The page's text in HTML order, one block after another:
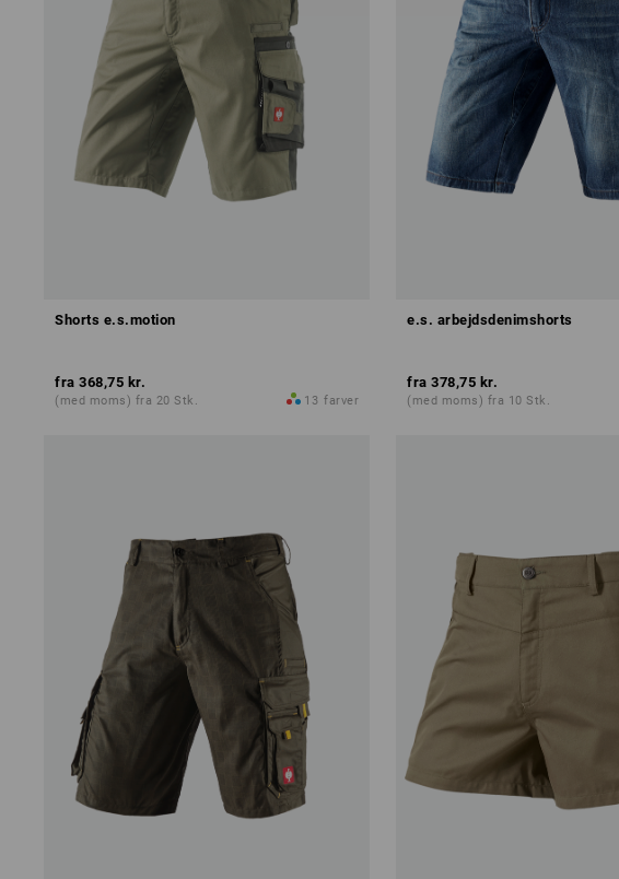
Shorts e.s.motion
fra 368,75 kr.
(med moms) fra 20 Stk. 13 farver
e.s. arbejdsdenimshorts
fra 378,75 kr.
(med moms) fra 10 Stk.